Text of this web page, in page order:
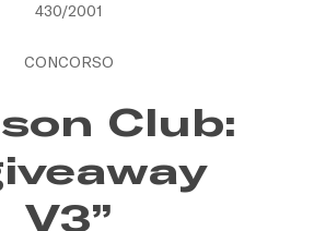
430/2001
CONCORSO
Club:
V3”